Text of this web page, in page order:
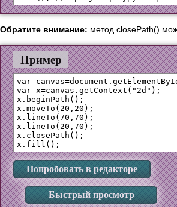
Обратите внимание: метод closePath()
Пример
var
var x=canvas.getContext("2d");
x.beginPath();
x.moveTo(20,20);
x.lineTo(70,70);
x.lineTo(20,70);
x.closePath();
Попробовать в редакторе
Быстрый просмотр